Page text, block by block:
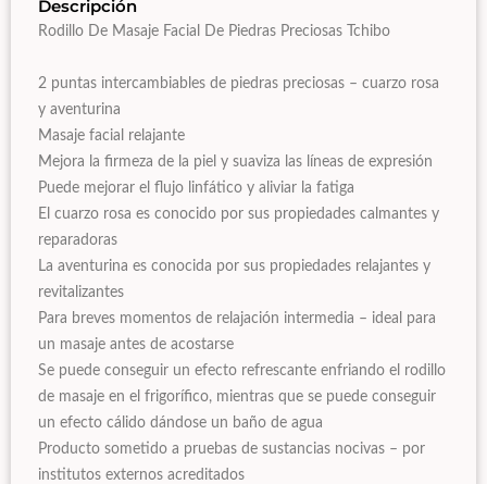
Descripción
Rodillo De Masaje Facial De Piedras Preciosas Tchibo
2 puntas intercambiables de piedras preciosas – cuarzo rosa
y aventurina
Masaje facial relajante
Mejora la firmeza de la piel y suaviza las líneas de expresión
Puede mejorar el flujo linfático y aliviar la fatiga
El cuarzo rosa es conocido por sus propiedades calmantes y
reparadoras
La aventurina es conocida por sus propiedades relajantes y
revitalizantes
Para breves momentos de relajación intermedia – ideal para
un masaje antes de acostarse
Se puede conseguir un efecto refrescante enfriando el rodillo
de masaje en el frigorífico, mientras que se puede conseguir
un efecto cálido dándose un baño de agua
Producto sometido a pruebas de sustancias nocivas – por
institutos externos acreditados